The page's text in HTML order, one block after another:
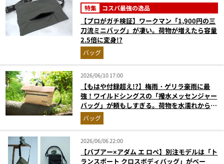
特集 コスパ最強の逸品
【プロがガチ検証】ワークマン「1,900円の三
刀流ミニバッグ」が凄い。荷物が増えたら容量
2.5倍に変身!?
バッグ
2026/06/10 17:00
【もはや付録超え!?】梅雨・ゲリラ豪雨に最
強！ワイルドシングスの「撥水メッセンジャー
バッグ」が頼もしすぎる。荷物を水濡れから守
るMonoMax付録の実力を解説
バッグ
2026/06/06 22:00
【バブアー×アダム エ ロペ】別注モデルは「ト
ランスポート クロスボディバッグ」がベー